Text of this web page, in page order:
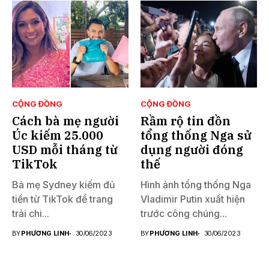
CỘNG ĐỒNG
Cách bà mẹ người
Úc kiếm 25.000
USD mỗi tháng từ
TikTok
Bà mẹ Sydney kiếm đủ
tiền từ TikTok để trang
trải chi...
BYPHƯƠNG LINH 30/06/2023
CỘNG ĐỒNG
Rầm rộ tin đồn
tổng thống Nga sử
dụng người đóng
thế
Hình ảnh tổng thống Nga
Vladimir Putin xuất hiện
trước công chúng...
BYPHƯƠNG LINH 30/06/2023